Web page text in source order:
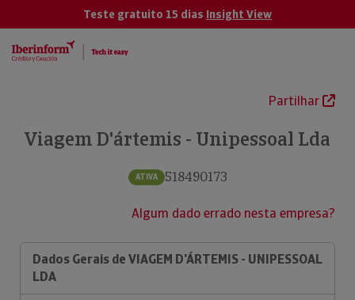
Teste gratuito 15 dias Insight View
Partilhar
Viagem D'ártemis - Unipessoal Lda
ATIVA 518490173
Algum dado errado nesta empresa?
Dados Gerais de VIAGEM D'ÁRTEMIS - UNIPESSOAL
LDA